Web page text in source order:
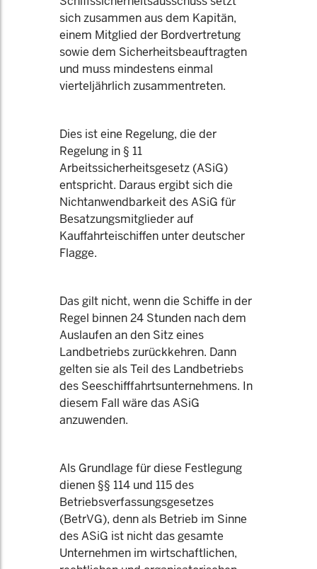
sich zusammen aus dem Kapitän,
einem Mitglied der Bordvertretung
sowie dem Sicherheitsbeauftragten
und muss mindestens einmal
vierteljährlich zusammentreten.
Dies ist eine Regelung, die der
Regelung in § 11
Arbeitssicherheitsgesetz (ASiG)
entspricht. Daraus ergibt sich die
Nichtanwendbarkeit des ASiG für
Besatzungsmitglieder auf
Kauffahrteischiffen unter deutscher
Flagge.
Das gilt nicht, wenn die Schiffe in der
Regel binnen 24 Stunden nach dem
Auslaufen an den Sitz eines
Landbetriebs zurückkehren. Dann
gelten sie als Teil des Landbetriebs
des Seeschifffahrtsunternehmens. In
diesem Fall wäre das ASiG
anzuwenden.
Als Grundlage für diese Festlegung
dienen §§ 114 und 115 des
Betriebsverfassungsgesetzes
(BetrVG), denn als Betrieb im Sinne
des ASiG ist nicht das gesamte
Unternehmen im wirtschaftlichen,